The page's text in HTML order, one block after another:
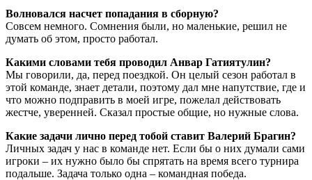
Волновался насчет попадания в сборную?
Совсем немного. Сомнения были, но маленькие, решил не
думать об этом, просто работал.
Какими словами тебя проводил Анвар Гатиятулин?
Мы говорили, да, перед поездкой. Он целый сезон работал в
этой команде, знает детали, поэтому дал мне напутствие, где и
что можно подправить в моей игре, пожелал действовать
жестче, уверенней. Сказал простые общие, но нужные слова.
Какие задачи лично перед тобой ставит Валерий Брагин?
Личных задач у нас в команде нет. Если бы о них думали сами
игроки – их нужно было бы спрятать на время всего турнира
подальше. Задача только одна – командная победа.